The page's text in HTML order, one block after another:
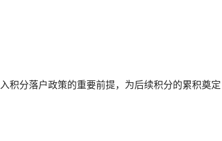
积分落户政策的重要前提，为后续积分的累积奠定